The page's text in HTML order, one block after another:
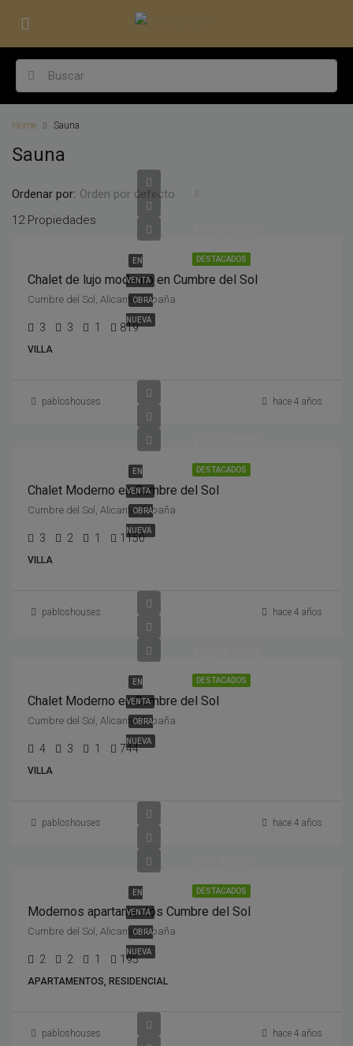
Home Sauna
Sauna
12 Propiedades
Ordenar por: Orden por defecto
DESTACADOS
EN
VENTA
OBRA
NUEVA
Chalet de lujo moderno en Cumbre del Sol
Cumbre del Sol, Alicante, España
3 3 1 819
VILLA
pabloshouses hace 4 años
DESTACADOS
EN
VENTA
OBRA
NUEVA
Chalet Moderno en Cumbre del Sol
Cumbre del Sol, Alicante, España
3 2 1 1150
VILLA
pabloshouses hace 4 años
DESTACADOS
EN
VENTA
OBRA
NUEVA
Chalet Moderno en Cumbre del Sol
Cumbre del Sol, Alicante, España
4 3 1 744
VILLA
pabloshouses hace 4 años
DESTACADOS
EN
VENTA
OBRA
NUEVA
Modernos apartamentos Cumbre del Sol
Cumbre del Sol, Alicante, España
2 2 1 195
APARTAMENTOS, RESIDENCIAL
pabloshouses hace 4 años